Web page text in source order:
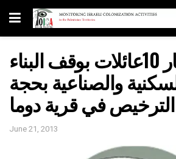
إخطار 10عائلات بوقف البناء
والصناعية بحجة
في قرية دوما
June 21, 2013